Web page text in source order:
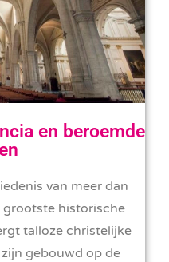
en beroemde
van meer dan
grootste historische
talloze christelijke
gebouwd op de